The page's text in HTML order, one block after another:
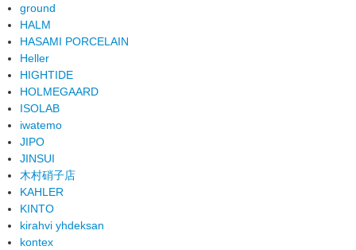
ground
HALM
HASAMI PORCELAIN
Heller
HIGHTIDE
HOLMEGAARD
ISOLAB
iwatemo
JIPO
JINSUI
木村硝子店
KAHLER
KINTO
kirahvi yhdeksan
kontex